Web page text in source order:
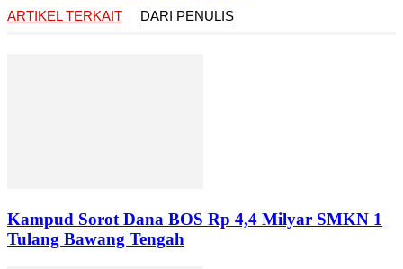
ARTIKEL TERKAIT
DARI PENULIS
Kampud Sorot Dana BOS Rp 4,4 Milyar SMKN 1
Tulang Bawang Tengah